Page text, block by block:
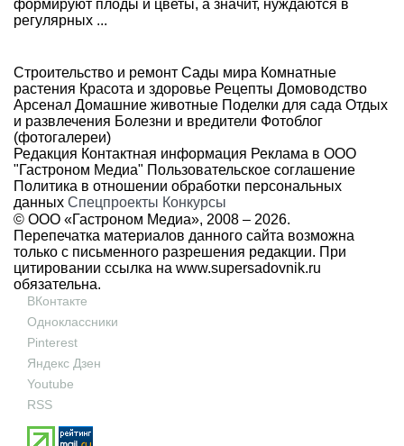
формируют плоды и цветы, а значит, нуждаются в
регулярных ...
Строительство и ремонт Сады мира Комнатные
растения Красота и здоровье Рецепты Домоводство
Арсенал Домашние животные Поделки для сада Отдых
и развлечения Болезни и вредители Фотоблог
(фотогалереи)
Редакция Контактная информация Реклама в ООО
"Гастроном Медиа" Пользовательское соглашение
Политика в отношении обработки персональных
данных Спецпроекты Конкурсы
© ООО «Гастроном Медиа», 2008 – 2026.
Перепечатка материалов данного сайта возможна
только с письменного разрешения редакции. При
цитировании ссылка на www.supersadovnik.ru
обязательна.
ВКонтакте
Одноклассники
Pinterest
Яндекс Дзен
Youtube
RSS